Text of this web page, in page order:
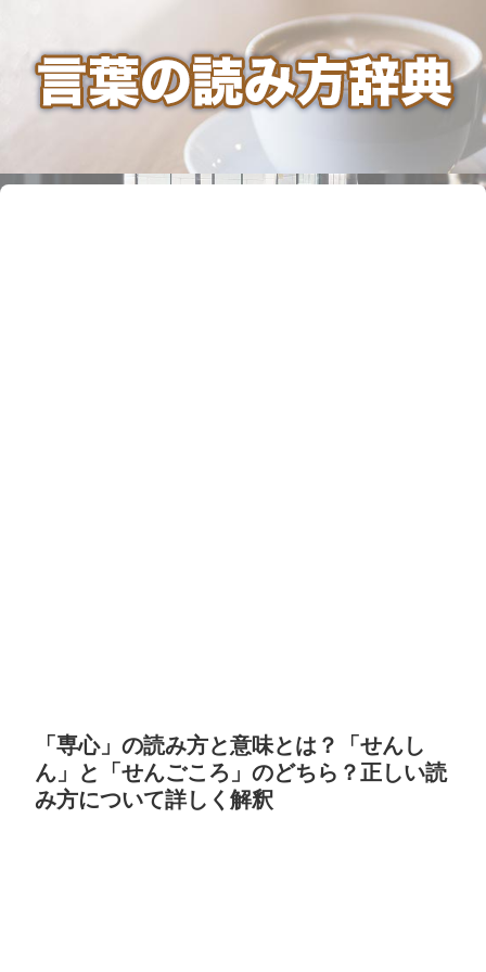
「専心」の読み方と意味とは？「せんし
ん」と「せんごころ」のどちら？正しい読
み方について詳しく解釈